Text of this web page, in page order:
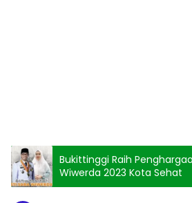
Bukittinggi Raih
Wiwerda 2023 Kota Sehat